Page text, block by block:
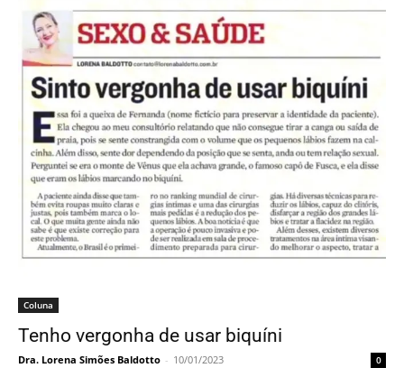
Coluna
Tenho vergonha de usar biquíni
Dra. Lorena Simões Baldotto - 10/01/2023 0